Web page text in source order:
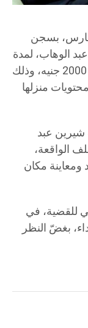
مصرية، اليوم الثلاثاء 24 مارس، بسجن
الوهاب، لمدة
ستة أشهر، مع تغريمه كفالة مالية قدرها 2000 جنيه، وذلك
منزلها
شيرين عبد
الواقعة،
ومعاينة مكان
للقضية، في
بغضّ النظر